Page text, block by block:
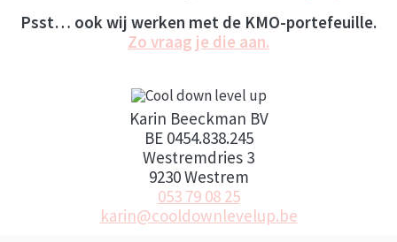
Psst… ook wij werken met de KMO-portefeuille.
Zo vraag je die aan.
Karin Beeckman BV
BE 0454.838.245
Westremdries 3
9230 Westrem
053 79 08 25
karin@cooldownlevelup.be